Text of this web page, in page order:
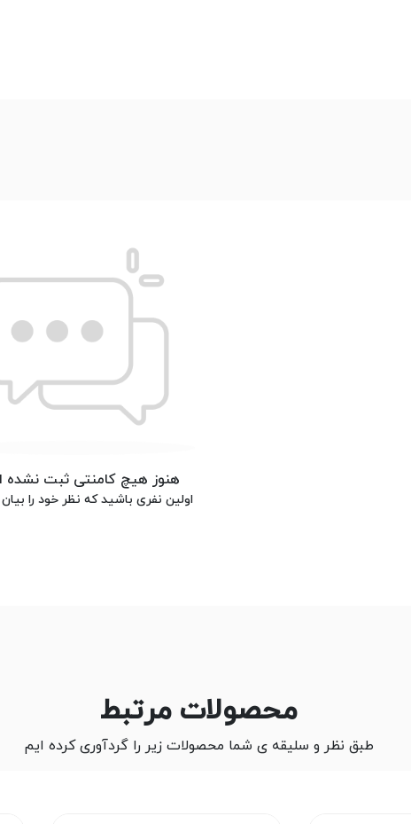
هنوز هیچ کامنتی ثبت
اولین نفری باشید که نظر خود را
محصولات مرتبط
طبق نظر و سلیقه ی شما محصولات زیر را گردآوری کرده ایم